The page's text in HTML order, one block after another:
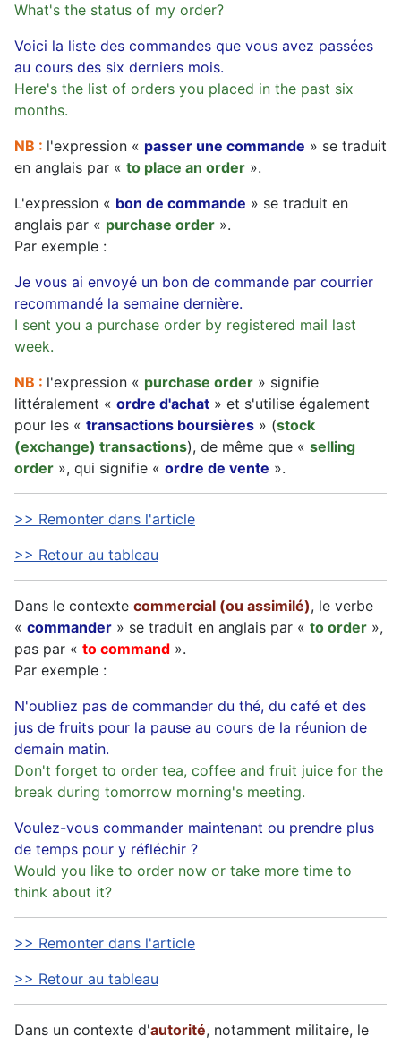
What's the status of my order?
Voici la liste des commandes que vous avez passées
au cours des six derniers mois.
Here's the list of orders you placed in the past six
months.
NB : l'expression « passer une commande » se traduit
en anglais par « to place an order ».
L'expression « bon de commande » se traduit en
anglais par « purchase order ».
Par exemple :
Je vous ai envoyé un bon de commande par courrier
recommandé la semaine dernière.
I sent you a purchase order by registered mail last
week.
NB : l'expression « purchase order » signifie
littéralement « ordre d'achat » et s'utilise également
pour les « transactions boursières » (stock
(exchange) transactions), de même que « selling
order », qui signifie « ordre de vente ».
>> Remonter dans l'article
>> Retour au tableau
Dans le contexte commercial (ou assimilé), le verbe
« commander » se traduit en anglais par « to order »,
pas par « to command ».
Par exemple :
N'oubliez pas de commander du thé, du café et des
jus de fruits pour la pause au cours de la réunion de
demain matin.
Don't forget to order tea, coffee and fruit juice for the
break during tomorrow morning's meeting.
Voulez-vous commander maintenant ou prendre plus
de temps pour y réfléchir ?
Would you like to order now or take more time to
think about it?
>> Remonter dans l'article
>> Retour au tableau
Dans un contexte d'autorité, notamment militaire, le